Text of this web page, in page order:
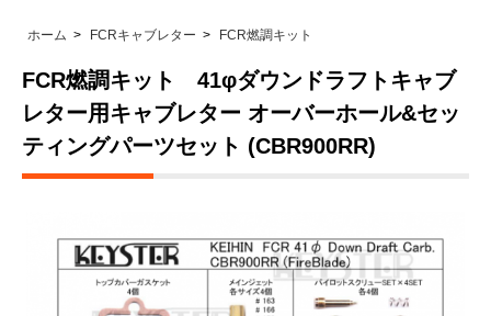
ホーム > FCRキャブレター > FCR燃調キット
FCR燃調キット 41φダウンドラフトキャブ
レター用キャブレター オーバーホール&セッ
ティングパーツセット (CBR900RR)